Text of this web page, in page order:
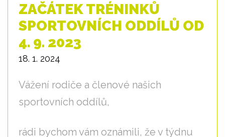
ZAČÁTEK TRÉNINKŮ
SPORTOVNÍCH ODDÍLŮ OD
4. 9. 2023
18. 1. 2024
Vážení rodiče a členové našich
sportovních oddílů,
rádi bychom vám oznámili, že v týdnu